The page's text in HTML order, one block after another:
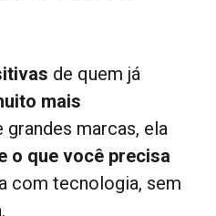
de quem já
mais
grandes marcas, ela
o que você precisa
com tecnologia, sem